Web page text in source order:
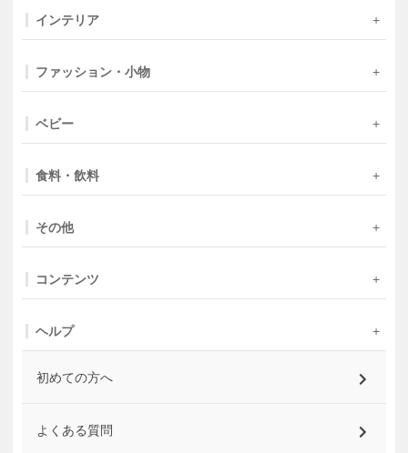
インテリア
ファッション・小物
ベビー
食料・飲料
その他
コンテンツ
ヘルプ
初めての方へ
よくある質問